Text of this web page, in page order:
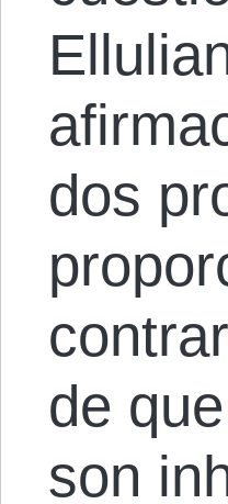
dos
de
son